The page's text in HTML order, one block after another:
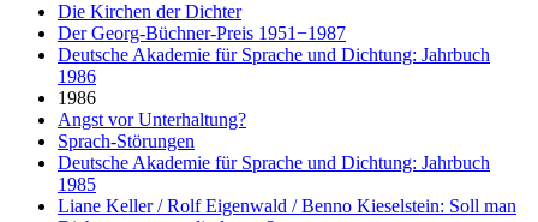
Die Kirchen der Dichter
Der Georg-Büchner-Preis 1951−1987
Deutsche Akademie für Sprache und Dichtung: Jahrbuch
1986
1986
Angst vor Unterhaltung?
Sprach-Störungen
Deutsche Akademie für Sprache und Dichtung: Jahrbuch
1985
Liane Keller / Rolf Eigenwald / Benno Kieselstein: Soll man